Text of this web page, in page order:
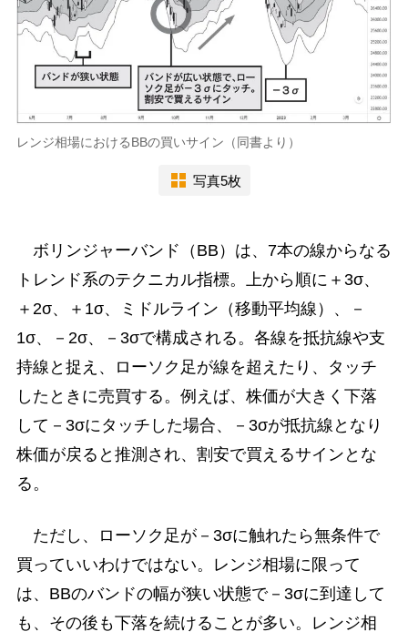
レンジ相場におけるBBの買いサイン（同書より）
写真5枚
ボリンジャーバンド（BB）は、7本の線からなる
トレンド系のテクニカル指標。上から順に＋3σ、
＋2σ、＋1σ、ミドルライン（移動平均線）、－
1σ、－2σ、－3σで構成される。各線を抵抗線や支
持線と捉え、ローソク足が線を超えたり、タッチ
したときに売買する。例えば、株価が大きく下落
して－3σにタッチした場合、－3σが抵抗線となり
株価が戻ると推測され、割安で買えるサインとな
る。
ただし、ローソク足が－3σに触れたら無条件で
買っていいわけではない。レンジ相場に限って
は、BBのバンドの幅が狭い状態で－3σに到達して
も、その後も下落を続けることが多い。レンジ相